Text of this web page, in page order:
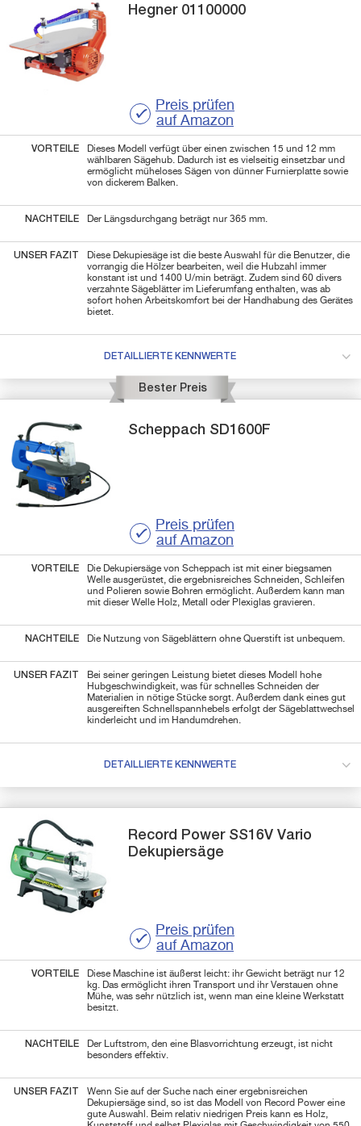
Hegner 01100000
Preis prüfen
auf Amazon
VORTEILE
Dieses Modell verfügt über einen zwischen 15 und 12 mm
wählbaren Sägehub. Dadurch ist es vielseitig einsetzbar und
ermöglicht müheloses Sägen von dünner Furnierplatte sowie
von dickerem Balken.
NACHTEILE Der Längsdurchgang beträgt nur 365 mm.
UNSER FAZIT
Diese Dekupiesäge ist die beste Auswahl für die Benutzer, die
vorrangig die Hölzer bearbeiten, weil die Hubzahl immer
konstant ist und 1400 U/min beträgt. Zudem sind 60 divers
verzahnte Sägeblätter im Lieferumfang enthalten, was ab
sofort hohen Arbeitskomfort bei der Handhabung des Gerätes
bietet.
DETAILLIERTE KENNWERTE
Bester Preis
Scheppach SD1600F
Preis prüfen
auf Amazon
VORTEILE
Die Dekupiersäge von Scheppach ist mit einer biegsamen
Welle ausgerüstet, die ergebnisreiches Schneiden, Schleifen
und Polieren sowie Bohren ermöglicht. Außerdem kann man
mit dieser Welle Holz, Metall oder Plexiglas gravieren.
NACHTEILE Die Nutzung von Sägeblättern ohne Querstift ist unbequem.
UNSER FAZIT
Bei seiner geringen Leistung bietet dieses Modell hohe
Hubgeschwindigkeit, was für schnelles Schneiden der
Materialien in nötige Stücke sorgt. Außerdem dank eines gut
ausgereiften Schnellspannhebels erfolgt der Sägeblattwechsel
kinderleicht und im Handumdrehen.
DETAILLIERTE KENNWERTE
Record Power SS16V Vario
Dekupiersäge
Preis prüfen
auf Amazon
VORTEILE
Diese Maschine ist äußerst leicht: ihr Gewicht beträgt nur 12
kg. Das ermöglicht ihren Transport und ihr Verstauen ohne
Mühe, was sehr nützlich ist, wenn man eine kleine Werkstatt
besitzt.
NACHTEILE
Der Luftstrom, den eine Blasvorrichtung erzeugt, ist nicht
besonders effektiv.
UNSER FAZIT
Wenn Sie auf der Suche nach einer ergebnisreichen
Dekupiersäge sind, so ist das Modell von Record Power eine
gute Auswahl. Beim relativ niedrigen Preis kann es Holz,